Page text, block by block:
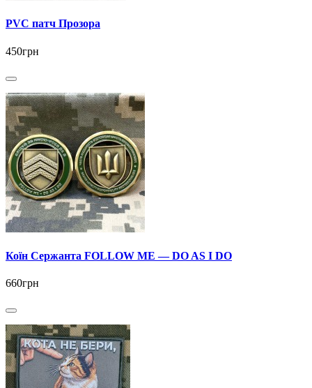
PVC патч Прозора
450грн
Коїн Сержанта FOLLOW ME — DO AS I DO
660грн